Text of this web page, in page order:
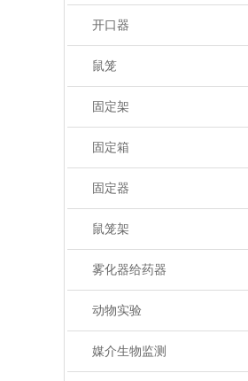
开口器
鼠笼
固定架
固定箱
固定器
鼠笼架
雾化器给药器
动物实验
媒介生物监测